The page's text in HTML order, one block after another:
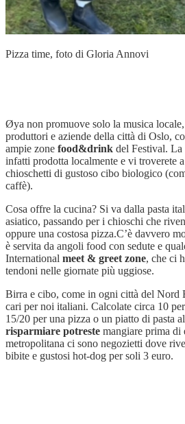
Pizza time, foto di Gloria Annovi
Øya non promuove solo la musica locale,
produttori e aziende della città di Oslo,
ampie zone food&drink del Festival. La
infatti prodotta localmente e vi troverete
chioschetti di gustoso cibo biologico
caffè).
Cosa offre la cucina? Si va dalla pasta
asiatico, passando per i chioschi che
oppure una costosa pizza.C’è davvero
è servita da angoli food con sedute e
International meet & greet zone, che ci
tendoni nelle giornate più uggiose.
Birra e cibo, come in ogni città del Nord
cari per noi italiani. Calcolate circa 10
15/20 per una pizza o un piatto di pasta
risparmiare potreste mangiare prima di
metropolitana ci sono negozietti dove
bibite e gustosi hot-dog per soli 3 euro.